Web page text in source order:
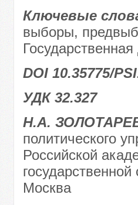
Ключевые
выборы,
DOI 10.35775/
УДК 32.327
Н.А.
политического
Российской
Москва